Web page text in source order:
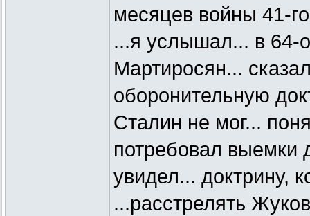
месяцев войны 41-
...я услышал... в 64-
Мартиросян...
оборонительную
Сталин не мог...
потребовал выемки
увидел... доктрину,
...расстрелять